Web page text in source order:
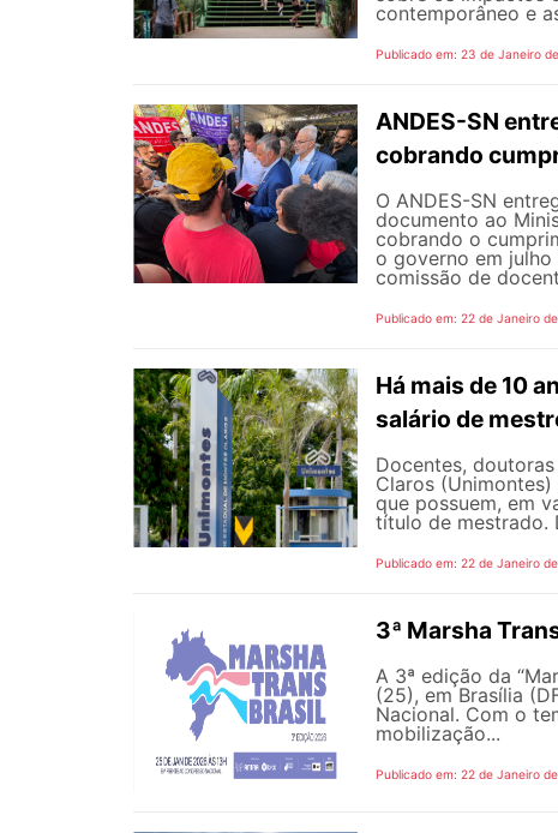
contemporâneo e
Publicado em: 23 de Janeiro
ANDES-SN
cobrando
O ANDES-SN
documento ao
cobrando o
o governo em
comissão de
Publicado em: 22 de Janeiro
Há mais de 10
salário de
Docentes,
Claros
que possuem, em
título de mestrado.
Publicado em: 22 de Janeiro
3ª Marsha
A 3ª edição da
(25), em Brasília
Nacional. Com o
mobilização...
Publicado em: 22 de Janeiro